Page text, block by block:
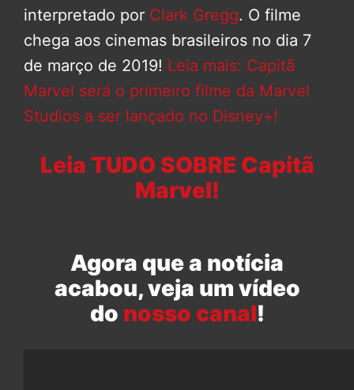
interpretado por Clark Gregg. O filme
chega aos cinemas brasileiros no dia 7
de março de 2019! Leia mais: Capitã
Marvel será o primeiro filme da Marvel
Studios a ser lançado no Disney+!
Leia TUDO SOBRE Capitã
Marvel!
Agora que a notícia
acabou, veja um vídeo
do nosso canal!